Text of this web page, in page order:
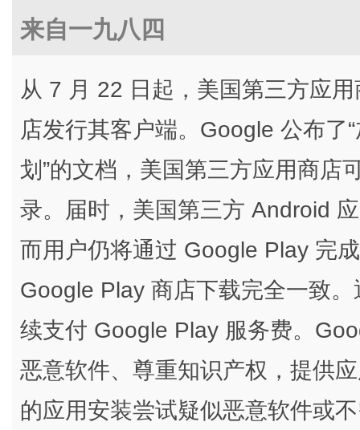
来自一九八四
从 7 月 22 日起，美国第三方应
店发行其客户端。Google 公布了
划”的文档，美国第三方应用商店
录。届时，美国第三方 Android
而用户仍将通过 Google Play 完
Google Play 商店下载完全一致
续支付 Google Play 服务费。
恶意软件、尊重知识产权，提供
的应用安装尝试疑似恶意软件或